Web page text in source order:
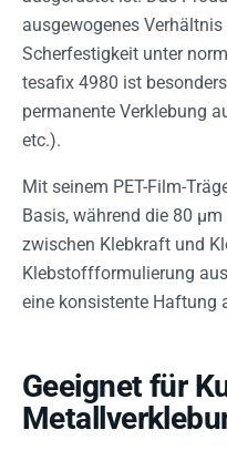
ausgewogenes
Scherfestigkeit unter
tesafix 4980 ist
permanente Verklebung
etc.).
Mit seinem PET-Film-
Basis, während die 80
zwischen Klebkraft und
Klebstoffformulierung
eine konsistente
Geeignet für